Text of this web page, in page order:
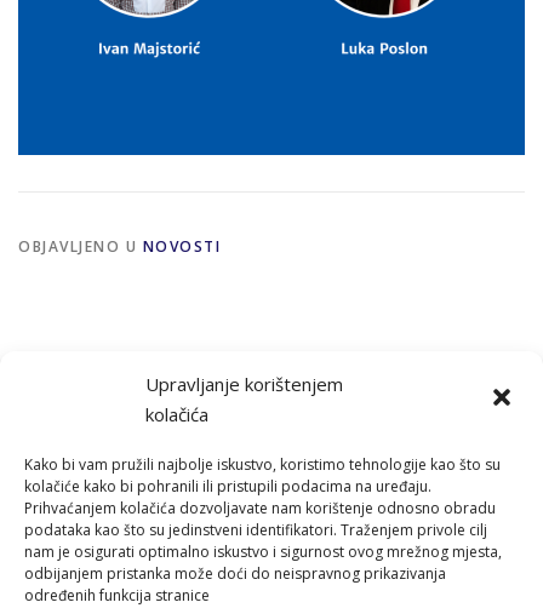
Upravljanje korištenjem
kolačića
Kako bi vam pružili najbolje iskustvo, koristimo tehnologije kao što su
kolačiće kako bi pohranili ili pristupili podacima na uređaju.
Prihvaćanjem kolačića dozvoljavate nam korištenje odnosno obradu
podataka kao što su jedinstveni identifikatori. Traženjem privole cilj
nam je osigurati optimalno iskustvo i sigurnost ovog mrežnog mjesta,
odbijanjem pristanka može doći do neispravnog prikazivanja
određenih funkcija stranice
OBJAVLJENO U NOVOSTI
Izradu web stranice sufinancirala je Europska unija iz Europskog
socijalnog fonda.